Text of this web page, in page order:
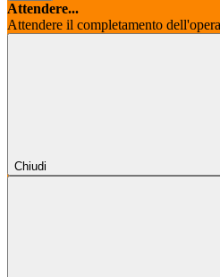
Attendere...
Attendere il completamento
Chiudi